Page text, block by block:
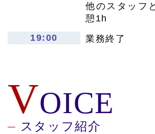
他のスタッフ
憩1h
19:00
業務終了
VOICE
スタッフ紹介